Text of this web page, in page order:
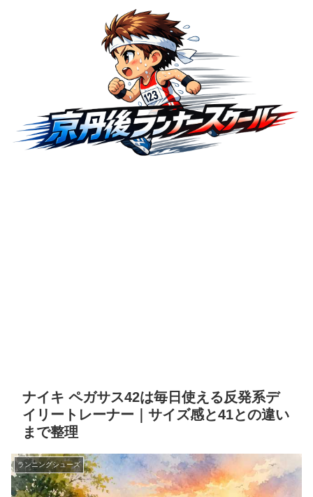
ナイキ ペガサス42は毎日使える反発系デ
イリートレーナー｜サイズ感と41との違い
まで整理
ランニングシューズ